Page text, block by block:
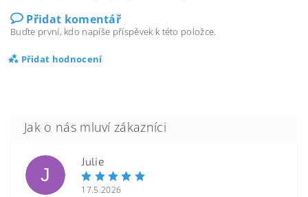
Přidat komentář
Buďte první, kdo napíše příspěvek k této položce.
Přidat hodnocení
J
Julie
17.5.2026